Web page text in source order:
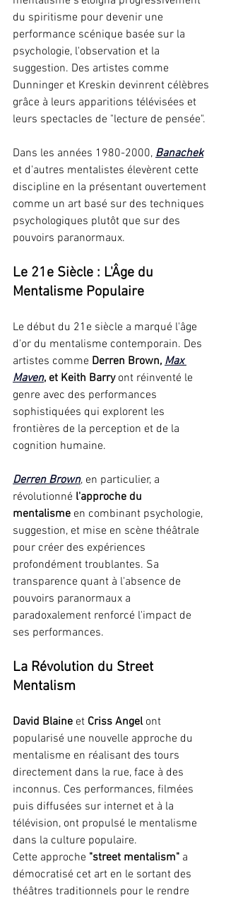
du spiritisme pour devenir une
performance scénique basée sur la
psychologie, l'observation et la
suggestion. Des artistes comme
Dunninger et Kreskin devinrent célèbres
grâce à leurs apparitions télévisées et
leurs spectacles de "lecture de pensée".
Dans les années 1980-2000, Banachek
et d'autres mentalistes élevèrent cette
discipline en la présentant ouvertement
comme un art basé sur des techniques
psychologiques plutôt que sur des
pouvoirs paranormaux.
Le 21e Siècle : L'Âge du
Mentalisme Populaire
Le début du 21e siècle a marqué l'âge
d'or du mentalisme contemporain. Des
artistes comme Derren Brown, Max
Maven, et Keith Barry ont réinventé le
genre avec des performances
sophistiquées qui explorent les
frontières de la perception et de la
cognition humaine.
Derren Brown, en particulier, a
révolutionné l'approche du
mentalisme en combinant psychologie,
suggestion, et mise en scène théâtrale
pour créer des expériences
profondément troublantes. Sa
transparence quant à l'absence de
pouvoirs paranormaux a
paradoxalement renforcé l'impact de
ses performances.
La Révolution du Street
Mentalism
David Blaine et Criss Angel ont
popularisé une nouvelle approche du
mentalisme en réalisant des tours
directement dans la rue, face à des
inconnus. Ces performances, filmées
puis diffusées sur internet et à la
télévision, ont propulsé le mentalisme
dans la culture populaire.
Cette approche "street mentalism" a
démocratisé cet art en le sortant des
théâtres traditionnels pour le rendre